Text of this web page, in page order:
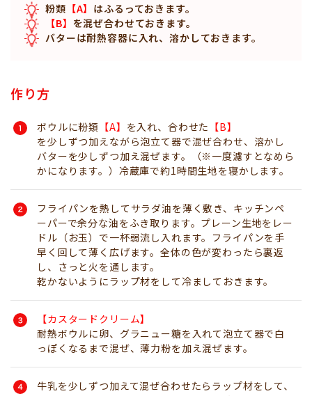
粉類 【A】 はふるっておきます。
【B】 を混ぜ合わせておきます。
バターは耐熱容器に入れ、溶かしておきます。
作り方
ボウルに粉類 【A】 を入れ、合わせた 【B】
を少しずつ加えながら泡立て器で混ぜ合わせ、溶かし
バターを少しずつ加え混ぜます。（※一度濾すとなめら
かになります。）冷蔵庫で約1時間生地を寝かします。
フライパンを熱してサラダ油を薄く敷き、キッチンペ
ーパーで余分な油をふき取ります。プレーン生地をレー
ドル（お玉）で一杯弱流し入れます。フライパンを手
早く回して薄く広げます。全体の色が変わったら裏返
し、さっと火を通します。
乾かないようにラップ材をして冷ましておきます。
【カスタードクリーム】
耐熱ボウルに卵、グラニュー糖を入れて泡立て器で白
っぽくなるまで混ぜ、薄力粉を加え混ぜます。
牛乳を少しずつ加えて混ぜ合わせたらラップ材をして、